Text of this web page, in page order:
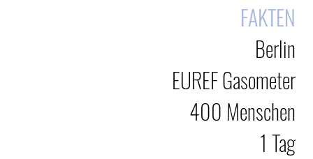
FAKTEN
Berlin
EUREF Gasometer
400 Menschen
1 Tag